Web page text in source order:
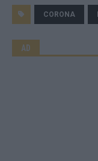
CORONA
AD